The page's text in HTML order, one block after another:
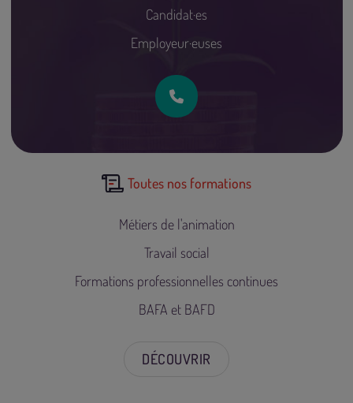
Candidat·es
Employeur·euses
Toutes nos formations
Métiers de l'animation
Travail social
Formations professionnelles continues
BAFA et BAFD
DÉCOUVRIR